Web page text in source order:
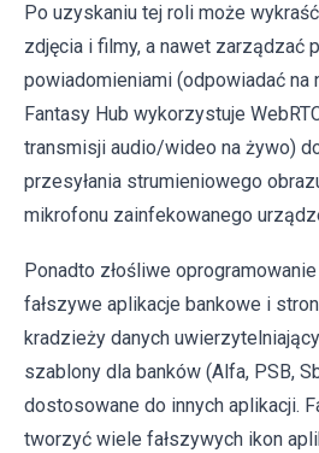
Po uzyskaniu tej roli może
zdjęcia i filmy, a nawet zarządzać
powiadomieniami (odpowiadać na
Fantasy Hub wykorzystuje
transmisji audio/wideo na żywo)
przesyłania strumieniowego
mikrofonu zainfekowanego
Ponadto złośliwe
fałszywe aplikacje bankowe i
kradzieży danych
szablony dla banków (Alfa, PSB,
dostosowane do innych aplikacji.
tworzyć wiele fałszywych ikon